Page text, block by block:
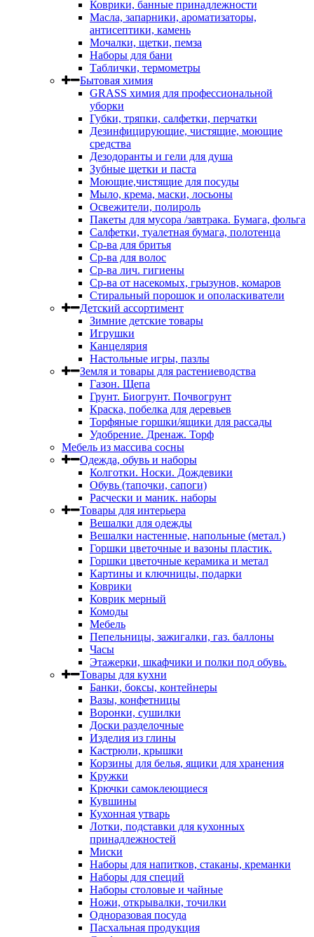
Коврики, банные принадлежности
Масла, запарники, ароматизаторы,
антисептики, камень
Мочалки, щетки, пемза
Наборы для бани
Таблички, термометры
Бытовая химия
GRASS химия для профессиональной
уборки
Губки, тряпки, салфетки, перчатки
Дезинфицирующие, чистящие, моющие
средства
Дезодоранты и гели для душа
Зубные щетки и паста
Моющие,чистящие для посуды
Мыло, крема, маски, лосьоны
Освежители, полироль
Пакеты для мусора /завтрака. Бумага, фольга
Салфетки, туалетная бумага, полотенца
Ср-ва для бритья
Ср-ва для волос
Ср-ва лич. гигиены
Ср-ва от насекомых, грызунов, комаров
Стиральный порошок и ополаскиватели
Детский ассортимент
Зимние детские товары
Игрушки
Канцелярия
Настольные игры, пазлы
Земля и товары для растениеводства
Газон. Щепа
Грунт. Биогрунт. Почвогрунт
Краска, побелка для деревьев
Торфяные горшки/ящики для рассады
Удобрение. Дренаж. Торф
Мебель из массива сосны
Одежда, обувь и наборы
Колготки. Носки. Дождевики
Обувь (тапочки, сапоги)
Расчески и маник. наборы
Товары для интерьера
Вешалки для одежды
Вешалки настенные, напольные (метал.)
Горшки цветочные и вазоны пластик.
Горшки цветочные керамика и метал
Картины и ключницы, подарки
Коврики
Коврик мерный
Комоды
Мебель
Пепельницы, зажигалки, газ. баллоны
Часы
Этажерки, шкафчики и полки под обувь.
Товары для кухни
Банки, боксы, контейнеры
Вазы, конфетницы
Воронки, сушилки
Доски разделочные
Изделия из глины
Кастрюли, крышки
Корзины для белья, ящики для хранения
Кружки
Крючки самоклеющиеся
Кувшины
Кухонная утварь
Лотки, подставки для кухонных
принадлежностей
Миски
Наборы для напитков, стаканы, креманки
Наборы для специй
Наборы столовые и чайные
Ножи, открывалки, точилки
Одноразовая посуда
Пасхальная продукция